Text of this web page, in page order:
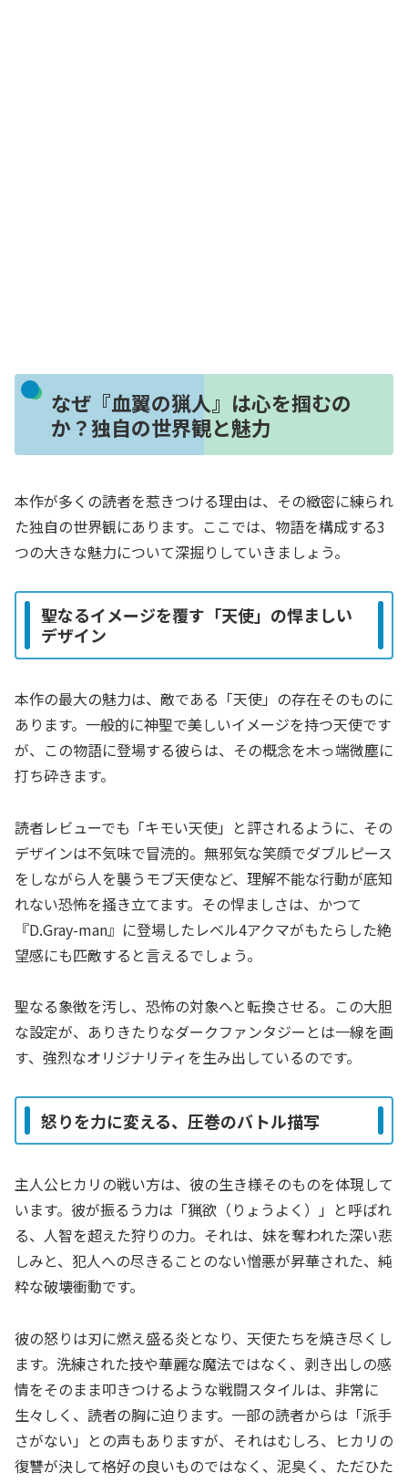
なぜ『血翼の猟人』は心を掴むの
か？独自の世界観と魅力
本作が多くの読者を惹きつける理由は、その緻密に練られ
た独自の世界観にあります。ここでは、物語を構成する3
つの大きな魅力について深掘りしていきましょう。
聖なるイメージを覆す「天使」の悍ましい
デザイン
本作の最大の魅力は、敵である「天使」の存在そのものに
あります。一般的に神聖で美しいイメージを持つ天使です
が、この物語に登場する彼らは、その概念を木っ端微塵に
打ち砕きます。
読者レビューでも「キモい天使」と評されるように、その
デザインは不気味で冒涜的。無邪気な笑顔でダブルピース
をしながら人を襲うモブ天使など、理解不能な行動が底知
れない恐怖を掻き立てます。その悍ましさは、かつて
『D.Gray-man』に登場したレベル4アクマがもたらした絶
望感にも匹敵すると言えるでしょう。
聖なる象徴を汚し、恐怖の対象へと転換させる。この大胆
な設定が、ありきたりなダークファンタジーとは一線を画
す、強烈なオリジナリティを生み出しているのです。
怒りを力に変える、圧巻のバトル描写
主人公ヒカリの戦い方は、彼の生き様そのものを体現して
います。彼が振るう力は「猟欲（りょうよく）」と呼ばれ
る、人智を超えた狩りの力。それは、妹を奪われた深い悲
しみと、犯人への尽きることのない憎悪が昇華された、純
粋な破壊衝動です。
彼の怒りは刃に燃え盛る炎となり、天使たちを焼き尽くし
ます。洗練された技や華麗な魔法ではなく、剥き出しの感
情をそのまま叩きつけるような戦闘スタイルは、非常に
生々しく、読者の胸に迫ります。一部の読者からは「派手
さがない」との声もありますが、それはむしろ、ヒカリの
復讐が決して格好の良いものではなく、泥臭く、ただひた